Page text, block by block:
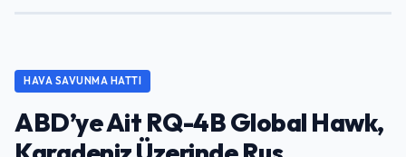
HAVA SAVUNMA HATTI
ABD’ye Ait RQ-4B Global Hawk,